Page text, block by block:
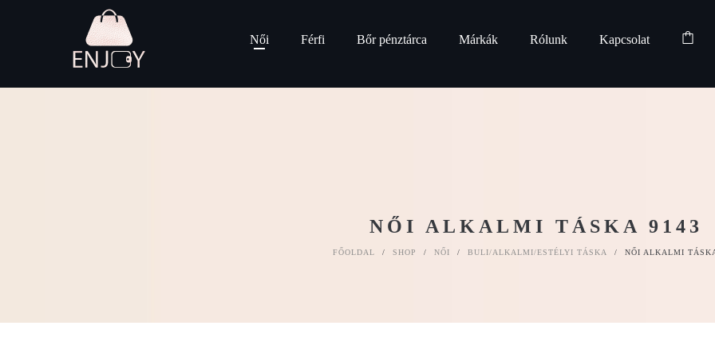
Női Férfi Bőr pénztárca Márkák Rólunk Kapcsolat
NŐI ALKALMI TÁSKA 9143
FŐOLDAL / SHOP / NŐI / BULI/ALKALMI/ESTÉLYI TÁSKA / NŐI ALKALMI